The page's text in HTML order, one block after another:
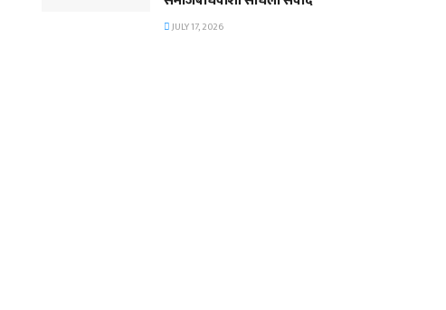
JULY 17, 2026